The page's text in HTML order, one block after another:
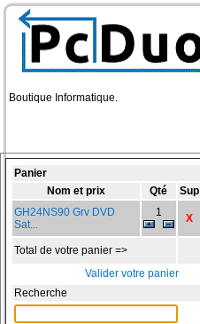
Boutique Informatique.
Panier
Nom et prix
Qté Sup
GH24NS90 Grv DVD
Sat...
1 X
Total de votre panier =>
Valider votre panier
Recherche